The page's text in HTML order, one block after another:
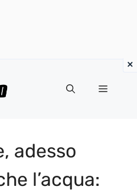
Menu
adesso
l’acqua: